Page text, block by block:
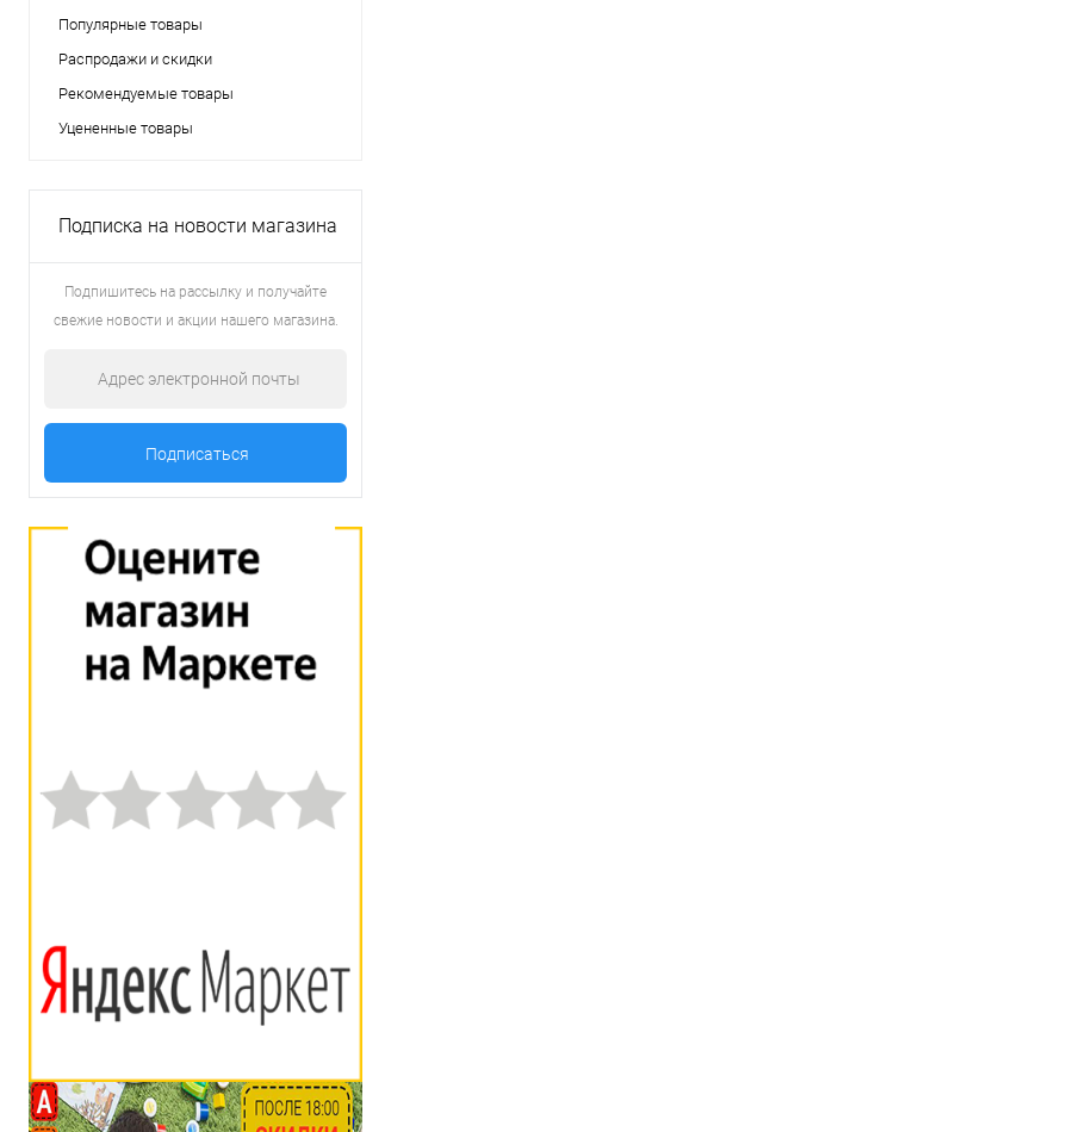
Популярные товары
Распродажи и скидки
Рекомендуемые товары
Уцененные товары
Подписка на новости магазина
Подпишитесь на рассылку и получайте
свежие новости и акции нашего магазина.